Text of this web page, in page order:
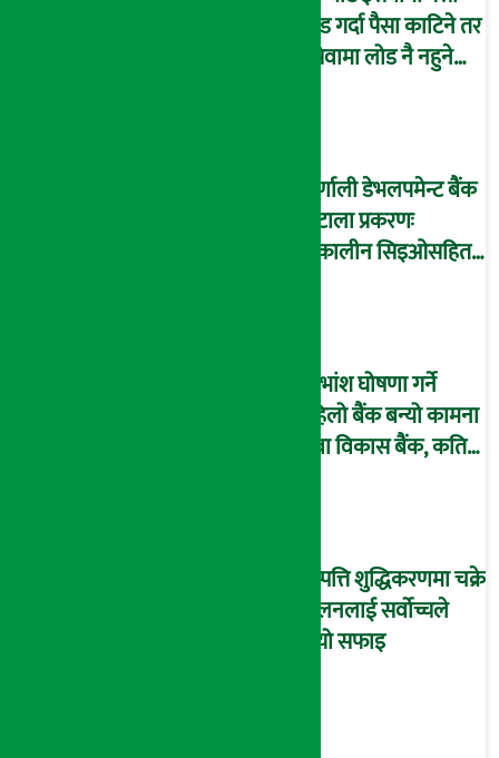
लोड गर्दा पैसा काटिने तर
इसेवामा लोड नै नहुने
कर्णाली डेभलपमेन्ट बैंक
घोटाला प्रकरणः
तत्कालीन सिइओसहित
लाभांश घोषणा गर्ने
पहिलो बैंक बन्यो कामना
सेवा विकास बैंक, कति
सम्पत्ति शुद्धिकरणमा चक्रे
मिलनलाई सर्वोच्चले
दियो सफाइ